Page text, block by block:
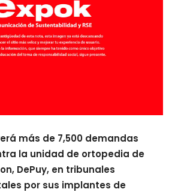
más de 7,500 demandas
la unidad de ortopedia de
DePuy, en tribunales
por sus implantes de